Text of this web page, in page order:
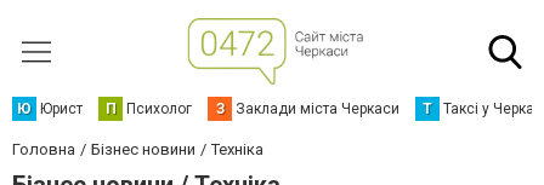
Ю Юрист П Психолог З Заклади міста Черкаси Т Таксі у
Головна Бізнес новини Техніка